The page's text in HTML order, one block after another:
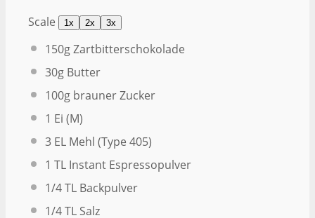
Scale 1x 2x 3x
150gZartbitterschokolade
30g Butter
100g brauner Zucker
1 Ei (M)
3 EL Mehl (Type 405)
1 TL Instant Espressopulver
1/4TL Backpulver
1/4TL Salz